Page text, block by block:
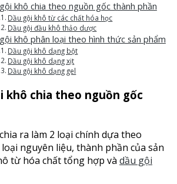
khô chia theo nguồn gốc thành phần
Dầu gội khô từ các chất hóa học
Dầu gội đầu khô thảo dược
khô phân loại theo hình thức sản phẩm
Dầu gội khô dạng bột
Dầu gội khô dạng xịt
Dầu gội khô dạng gel
khô chia theo nguồn gốc
ra làm 2 loại chính dựa theo
nguyên liệu, thành phần của sản
từ hóa chất tổng hợp và dầu gội